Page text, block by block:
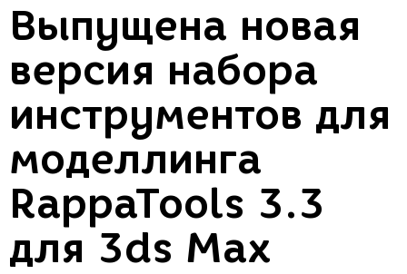
Выпущена новая
версия набора
инструментов для
моделлинга
RappaTools 3.3
для 3ds Max